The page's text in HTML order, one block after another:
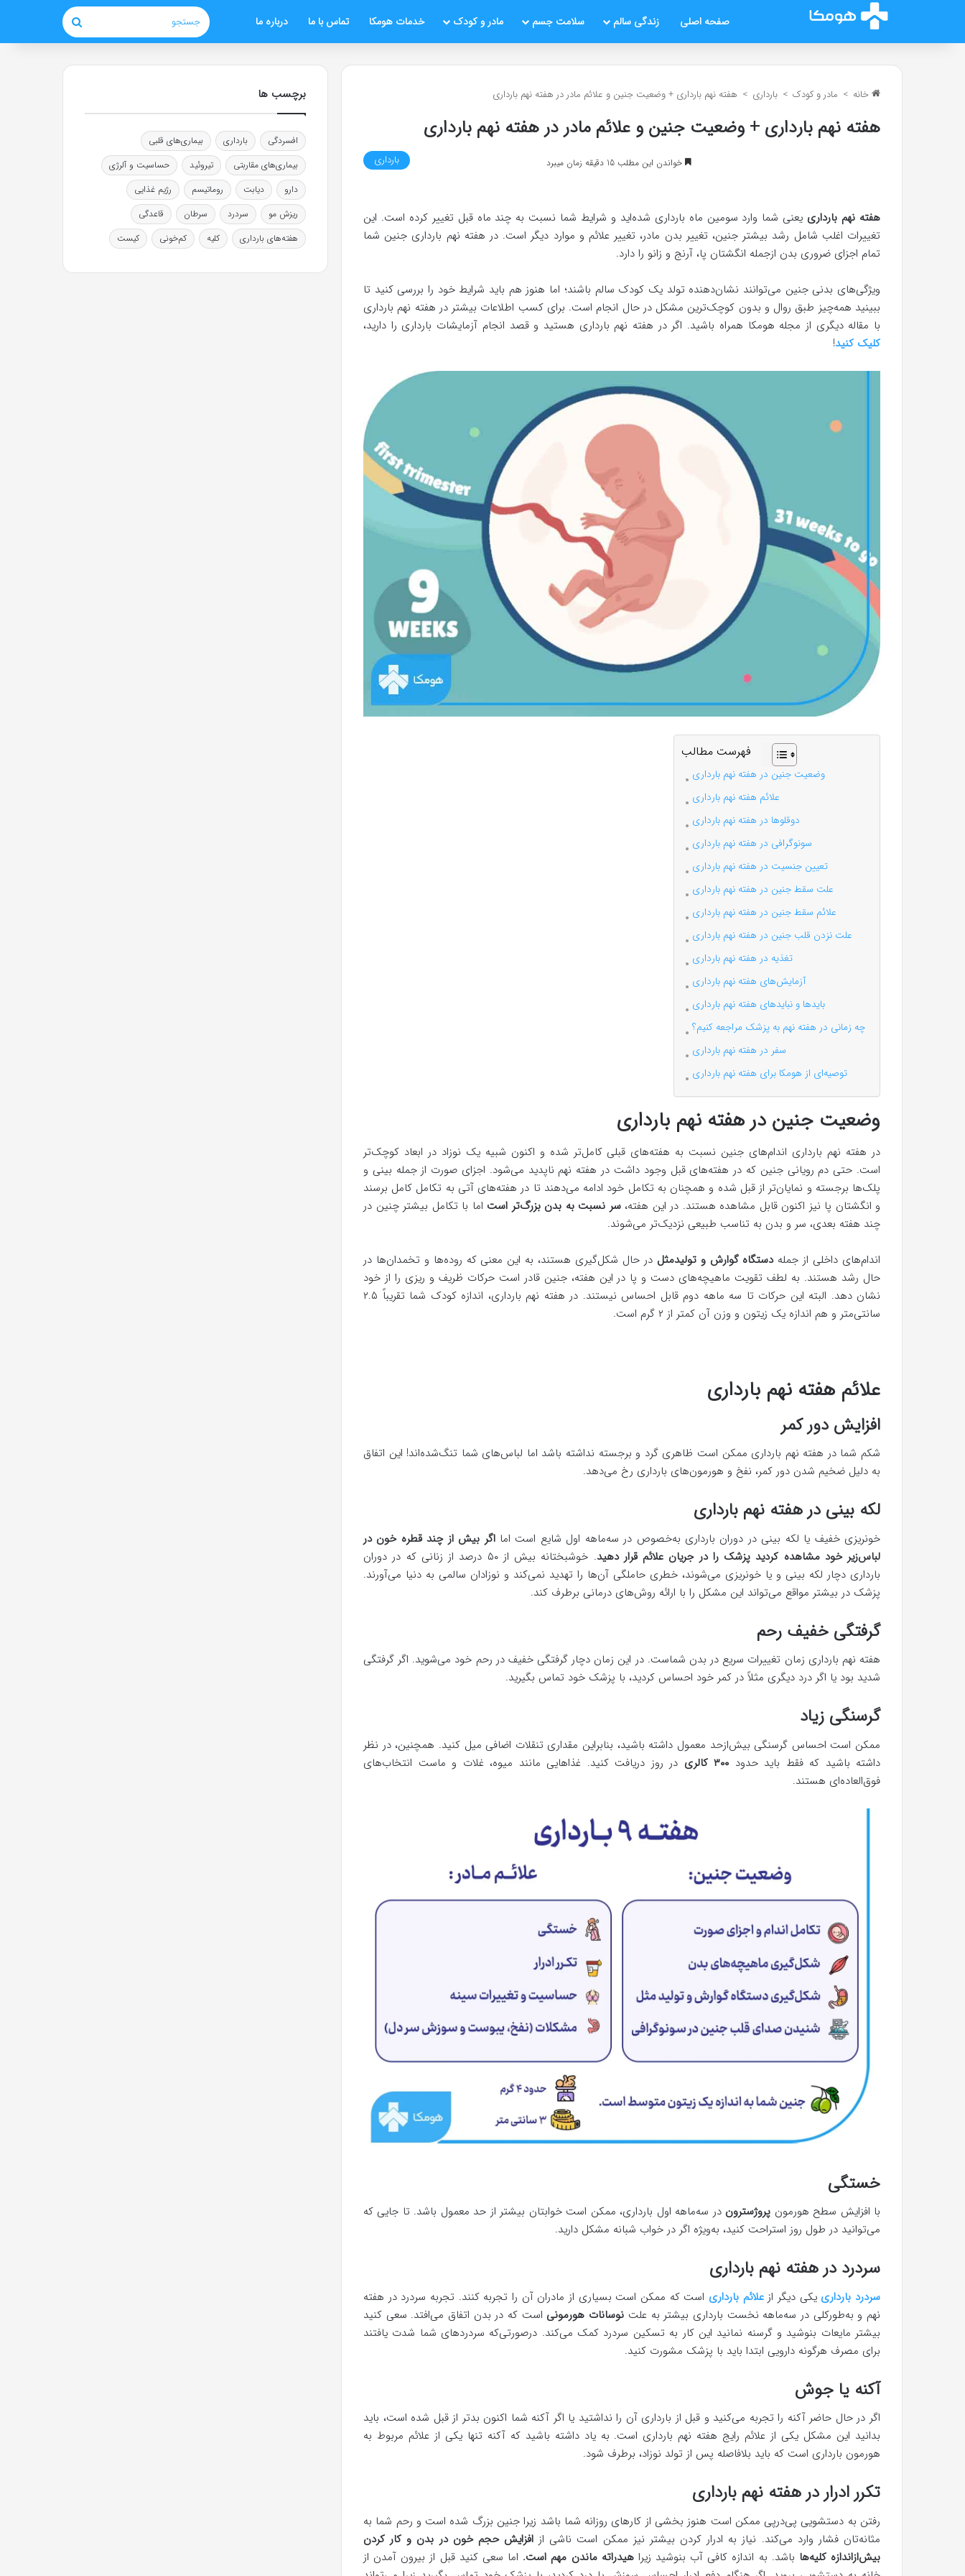
صفحه اصلی زندگی سالم سلامت جسم مادر و کودک خدمات هومکا تماس با ما درباره ما جستجو
خانه > مادر و کودک > بارداری > هفته نهم بارداری + وضعیت جنین و علائم مادر در هفته نهم بارداری
هفته نهم بارداری + وضعیت جنین و علائم مادر در هفته نهم بارداری
خواندن این مطلب 15 دقیقه زمان میبرد بارداری
هفته نهم بارداری یعنی شما وارد سومین ماه بارداری شده‌اید و شرایط شما نسبت به چند ماه قبل تغییر کرده است. این
تغییرات اغلب شامل رشد بیشتر جنین، تغییر بدن مادر، تغییر علائم و موارد دیگر است. در هفته نهم بارداری جنین شما
تمام اجزای ضروری بدن ازجمله انگشتان پا، آرنج و زانو را دارد.
ویژگی‌های بدنی جنین می‌توانند نشان‌دهنده تولد یک کودک سالم باشند؛ اما هنوز هم باید شرایط خود را بررسی کنید تا
ببینید همه‌چیز طبق روال و بدون کوچک‌ترین مشکل در حال انجام است. برای کسب اطلاعات بیشتر در هفته نهم بارداری
با مقاله دیگری از مجله هومکا همراه باشید. اگر در هفته نهم بارداری هستید و قصد انجام آزمایشات بارداری را دارید،
کلیک کنید!
فهرست مطالب
وضعیت جنین در هفته نهم بارداری
علائم هفته نهم بارداری
دوقلوها در هفته نهم بارداری
سونوگرافی در هفته نهم بارداری
تعیین جنسیت در هفته نهم بارداری
علت سقط جنین در هفته نهم بارداری
علائم سقط جنین در هفته نهم بارداری
علت نزدن قلب جنین در هفته نهم بارداری
تغذیه در هفته نهم بارداری
آزمایش‌های هفته نهم بارداری
بایدها و نبایدهای هفته نهم بارداری
چه زمانی در هفته نهم به پزشک مراجعه کنیم؟
سفر در هفته نهم بارداری
توصیه‌ای از هومکا برای هفته نهم بارداری
وضعیت جنین در هفته نهم بارداری
در هفته نهم بارداری اندام‌های جنین نسبت به هفته‌های قبلی کامل‌تر شده و اکنون شبیه یک نوزاد در ابعاد کوچک‌تر
است. حتی دم رویانی جنین که در هفته‌های قبل وجود داشت در هفته نهم ناپدید می‌شود. اجزای صورت از جمله بینی و
پلک‌ها برجسته‌ و نمایان‌تر از قبل شده و همچنان به تکامل خود ادامه می‌دهند تا در هفته‌های آتی به تکامل کامل برسند
و انگشتان پا نیز اکنون قابل مشاهده هستند. در این هفته،سر نسبت به بدن بزرگ‌تر است اما با تکامل بیشتر چنین در
چند هفته بعدی، سر و بدن به تناسب طبیعی نزدیک‌تر می‌شوند.
اندام‌های داخلی از جمله دستگاه گوارش و تولیدمثل در حال شکل‌گیری هستند، به این معنی که روده‌ها و تخمدان‌ها در
حال رشد هستند. به لطف تقویت ماهیچه‌های دست و پا در این هفته، جنین قادر است حرکات ظریف و ریزی را از خود
نشان دهد. البته این حرکات تا سه ماهه دوم قابل احساس نیستند. در هفته نهم بارداری، اندازه کودک شما تقریباً ۲.۵
سانتی‌متر و هم اندازه یک زیتون و وزن آن کمتر از ۲ گرم است.
علائم هفته نهم بارداری
افزایش دور کمر
شکم شما در هفته نهم بارداری ممکن است ظاهری گرد و برجسته نداشته باشد اما لباس‌های شما تنگ‌شده‌اند! این اتفاق
به دلیل ضخیم شدن دور کمر، نفخ و هورمون‌های بارداری رخ می‌دهد.
لکه بینی در هفته نهم بارداری
خونریزی خفیف یا لکه بینی در دوران بارداری به‌خصوص در سه‌ماهه اول شایع است امااگر بیش از چند قطره خون در
لباس‌زیر خود مشاهده کردید پزشک را در جریان علائم قرار دهید
. خوشبختانه بیش از ۵۰ درصد از زنانی که در دوران
بارداری دچار لکه بینی و یا خونریزی می‌شوند، خطری حاملگی آن‌ها را تهدید نمی‌کند و نوزادان سالمی به دنیا می‌آورند.
پزشک در بیشتر مواقع می‌تواند این مشکل را با ارائه روش‌های درمانی برطرف کند.
گرفتگی خفیف رحم
هفته نهم بارداری زمان تغییرات سریع در بدن شماست. در این زمان دچار گرفتگی خفیف در رحم خود می‌شوید. اگر گرفتگی
شدید بود یا اگر درد دیگری مثلاً در کمر خود احساس کردید، با پزشک خود تماس بگیرید.
گرسنگی زیاد
ممکن است احساس گرسنگی بیش‌ازحد معمول داشته باشید، بنابراین مقداری تنقلات اضافی میل کنید. همچنین، در نظر
داشته باشید که فقط باید حدود ۳۰۰ کالری
در روز دریافت کنید. غذاهایی مانند میوه، غلات و ماست انتخاب‌های
فوق‌العاده‌ای هستند.
خستگی
با افزایش سطح هورمون پروژسترون در سه‌ماهه اول بارداری، ممکن است خوابتان بیشتر از حد معمول باشد. تا جایی که
می‌توانید در طول روز استراحت کنید، به‌ویژه اگر در خواب شبانه مشکل دارید.
سردرد در هفته نهم بارداری
سردرد بارداری یکی دیگر ازعلائم بارداری است که ممکن است بسیاری از مادران آن را تجربه کنند. تجربه سردرد در هفته
نهم و به‌طورکلی در سه‌ماهه نخست بارداری بیشتر به علت نوسانات هورمونی است که در بدن اتفاق می‌افتد. سعی کنید
بیشتر مایعات بنوشید و گرسنه نمانید این کار به تسکین سردرد کمک می‌کند. درصورتی‌که سردردهای شما شدت یافتند
برای مصرف هرگونه دارویی ابتدا باید با پزشک مشورت کنید.
آکنه یا جوش
اگر در حال حاضر آکنه را تجربه می‌کنید و قبل از بارداری آن را نداشتید یا اگر آکنه شما اکنون بدتر از قبل شده است، باید
بدانید این مشکل یکی از علائم رایج هفته نهم بارداری است. به یاد داشته باشید که آکنه تنها یکی از علائم مربوط به
هورمون بارداری است که باید بلافاصله پس از تولد نوزاد، برطرف شود.
تکرر ادرار در هفته نهم بارداری
رفتن به دستشویی پی‌درپی ممکن است هنوز بخشی از کارهای روزانه شما باشد زیرا جنین بزرگ شده است و رحم شما به
مثانه‌تان فشار وارد می‌کند. نیاز به ادرار کردن بیشتر نیز ممکن است ناشی از افزایش حجم خون در بدن و کار کردن
بیش‌ازاندازه کلیه‌ها باشد. به اندازه کافی آب بنوشید زیراهیدراته ماندن مهم است. اما سعی کنید قبل از بیرون آمدن از
برچسب ها
افسردگی بارداری
بیماری‌های قلبی
بیماری‌های مقاربتی
تیروئید
حساسیت و آلرژی
دارو
دیابت روماتیسم
رژیم غذایی
ریزش مو
سردرد سرطان
قاعدگی
هفته‌های بارداری
کلیه کم‌خونی کیست